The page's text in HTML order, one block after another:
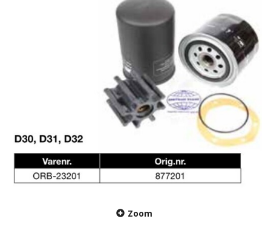
Zoom